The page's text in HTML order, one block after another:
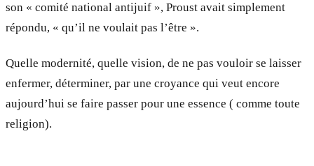
son « comité national antijuif », Proust avait simplement
répondu, « qu’il ne voulait pas l’être ».
Quelle modernité, quelle vision, de ne pas vouloir se laisser
enfermer, déterminer, par une croyance qui veut encore
aujourd’hui se faire passer pour une essence ( comme toute
religion).